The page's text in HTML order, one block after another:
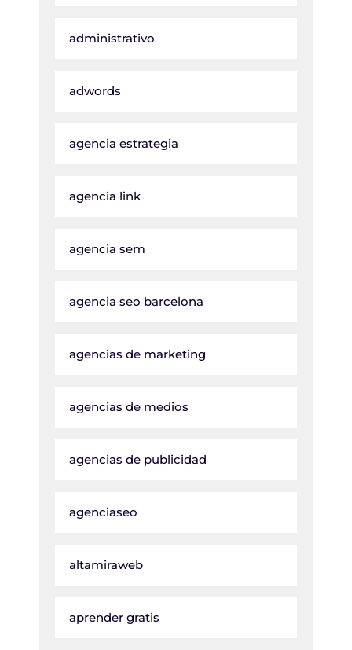
administrativo
adwords
agencia estrategia
agencia link
agencia sem
agencia seo barcelona
agencias de marketing
agencias de medios
agencias de publicidad
agenciaseo
altamiraweb
aprender gratis